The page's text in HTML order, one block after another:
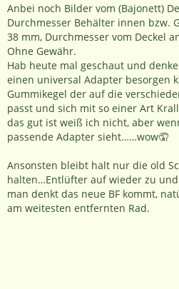
Anbei noch Bilder vom (Bajonett)
Durchmesser Behälter innen bzw.
38 mm, Durchmesser vom Deckel
Ohne Gewähr.
Hab heute mal geschaut und
einen universal Adapter besorgen
Gummikegel der auf die
passt und sich mit so einer Art
das gut ist weiß ich nicht, aber
passende Adapter sieht……wow🤦
Ansonsten bleibt halt nur die old
halten…Entlüfter auf wieder zu
man denkt das neue BF kommt,
am weitesten entfernten Rad.